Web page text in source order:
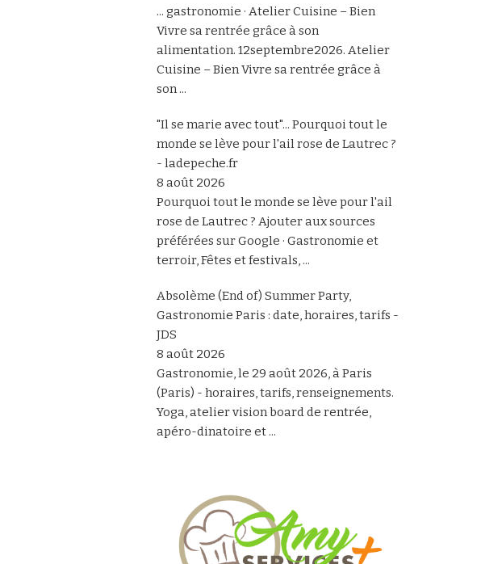
... gastronomie · Atelier Cuisine – Bien
Vivre sa rentrée grâce à son
alimentation. 12septembre2026. Atelier
Cuisine – Bien Vivre sa rentrée grâce à
son ...
"Il se marie avec tout"... Pourquoi tout le
monde se lève pour l'ail rose de Lautrec ?
- ladepeche.fr
8 août 2026
Pourquoi tout le monde se lève pour l'ail
rose de Lautrec ? Ajouter aux sources
préférées sur Google · Gastronomie et
terroir, Fêtes et festivals, ...
Absolème (End of) Summer Party,
Gastronomie Paris : date, horaires, tarifs -
JDS
8 août 2026
Gastronomie, le 29 août 2026, à Paris
(Paris) - horaires, tarifs, renseignements.
Yoga, atelier vision board de rentrée,
apéro-dinatoire et ...